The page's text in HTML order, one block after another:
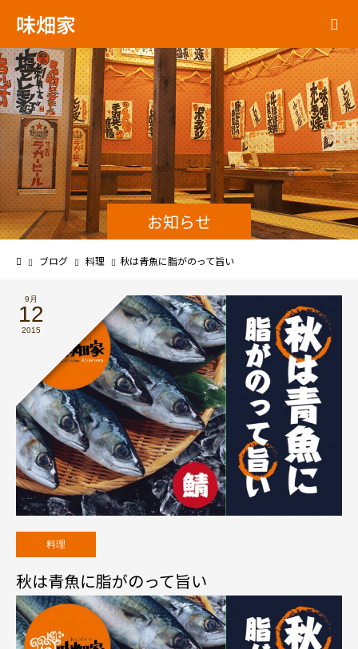
味畑家
お知らせ
ブログ 料理 秋は青魚に脂がのって旨い
9月
12
2015
料理
秋は青魚に脂がのって旨い